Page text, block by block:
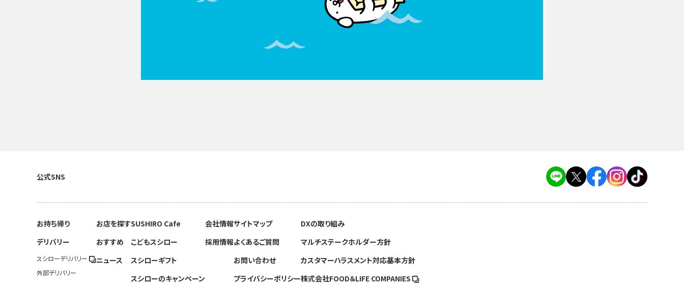
公式SNS
お持ち帰り
デリバリー
スシローデリバリー
外部デリバリー
お店を探す
おすすめ
ニュース
SUSHIRO Cafe
こどもスシロー
スシローギフト
スシローのキャンペーン
会社情報
採用情報
サイトマップ
よくあるご質問
お問い合わせ
プライバシーポリシー
DXの取り組み
マルチステークホルダー方針
カスタマーハラスメント対応基本方針
株式会社FOOD＆LIFE COMPANIES